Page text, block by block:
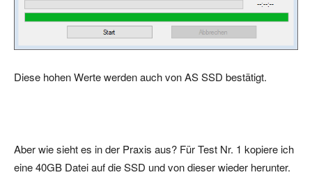
Diese hohen Werte werden auch von AS SSD bestätigt.
Aber wie sieht es in der Praxis aus? Für Test Nr. 1 kopiere ich
eine 40GB Datei auf die SSD und von dieser wieder herunter.